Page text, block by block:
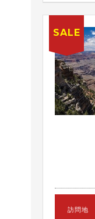
訪問地
SALE